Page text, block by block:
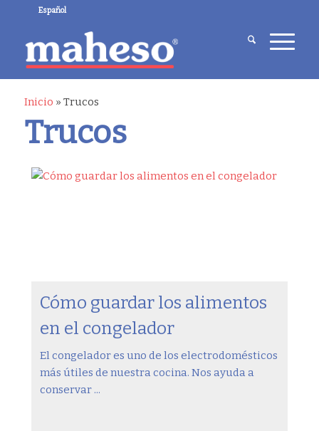
Español
Inicio » Trucos
Trucos
Cómo guardar los alimentos
en el congelador
El congelador es uno de los electrodomésticos
más útiles de nuestra cocina. Nos ayuda a
conservar ...